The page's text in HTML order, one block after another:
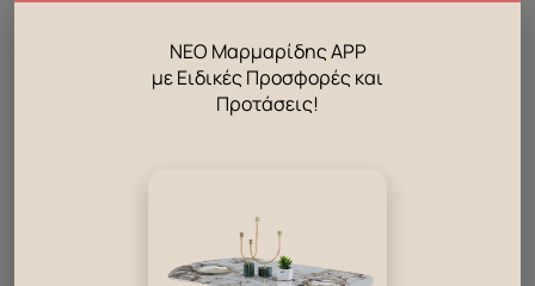
8,300 κ.
Χρώμα ποδιών καθίσματος
Διαστάσεις Καθίσματος 50 X 50 X 80cm
ΝΕΟ Μαρμαρίδης APP
με Ειδικές Προσφορές και
Προτάσεις!